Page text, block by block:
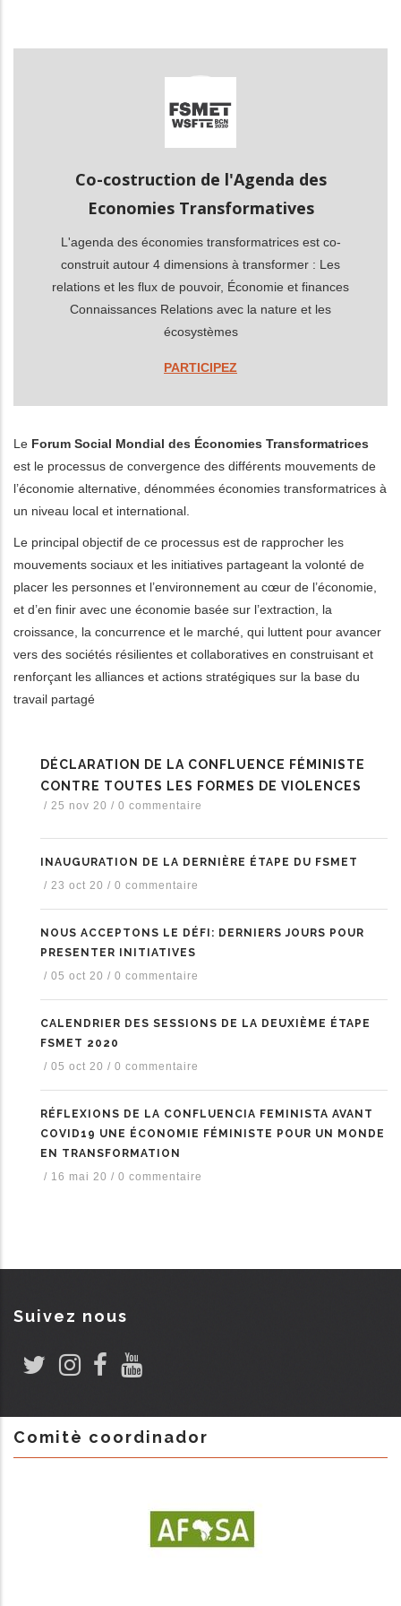
Co-costruction de l'Agenda des
Economies Transformatives
L'agenda des économies transformatrices est co-
construit autour 4 dimensions à transformer : Les
relations et les flux de pouvoir, Économie et finances
Connaissances Relations avec la nature et les
écosystèmes
PARTICIPEZ
Le Forum Social Mondial des Économies Transformatrices
est le processus de convergence des différents mouvements de
l’économie alternative, dénommées économies transformatrices à
un niveau local et international.
Le principal objectif de ce processus est de rapprocher les
mouvements sociaux et les initiatives partageant la volonté de
placer les personnes et l’environnement au cœur de l’économie,
et d’en finir avec une économie basée sur l’extraction, la
croissance, la concurrence et le marché, qui luttent pour avancer
vers des sociétés résilientes et collaboratives en construisant et
renforçant les alliances et actions stratégiques sur la base du
travail partagé
DÉCLARATION DE LA CONFLUENCE FÉMINISTE
CONTRE TOUTES LES FORMES DE VIOLENCES
/ 25 nov 20 / 0 commentaire
INAUGURATION DE LA DERNIÈRE ÉTAPE DU FSMET
/ 23 oct 20 / 0 commentaire
NOUS ACCEPTONS LE DÉFI: DERNIERS JOURS POUR
PRESENTER INITIATIVES
/ 05 oct 20 / 0 commentaire
CALENDRIER DES SESSIONS DE LA DEUXIÈME ÉTAPE
FSMET 2020
/ 05 oct 20 / 0 commentaire
RÉFLEXIONS DE LA CONFLUENCIA FEMINISTA AVANT
COVID19 UNE ÉCONOMIE FÉMINISTE POUR UN MONDE
EN TRANSFORMATION
/ 16 mai 20 / 0 commentaire
Suivez nous
Comitè coordinador